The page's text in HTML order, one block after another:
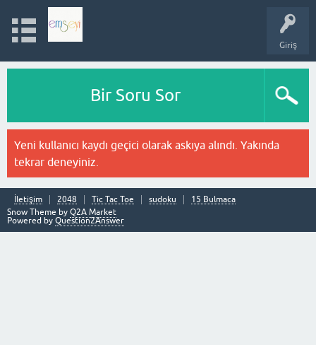
Giriş
Bir Soru Sor
Yeni kullanıcı kaydı geçici olarak askıya alındı. Yakında
tekrar deneyiniz.
İletişim 2048 Tic Tac Toe sudoku
15 Bulmaca
Snow Theme by Q2A Market
Powered by Question2Answer